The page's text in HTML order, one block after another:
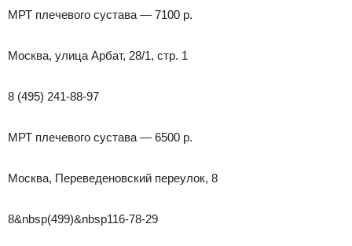
МРТ плечевого сустава — 7100 р.
Москва, улица Арбат, 28/1, стр. 1
8 (495) 241-88-97
МРТ плечевого сустава — 6500 р.
Москва, Переведеновский переулок, 8
8&nbsp(499)&nbsp116-78-29